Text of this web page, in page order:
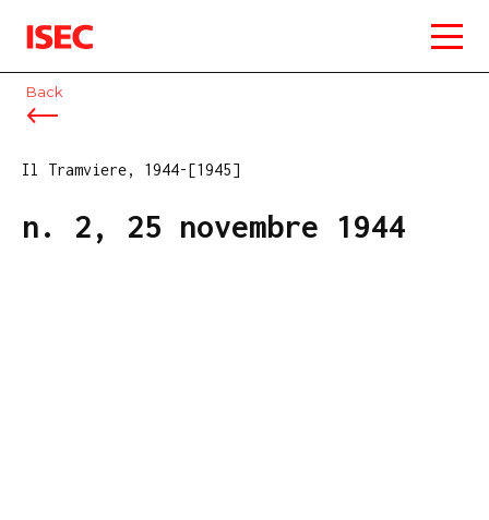
ISEC
Back
Il Tramviere, 1944-[1945]
n. 2, 25 novembre 1944